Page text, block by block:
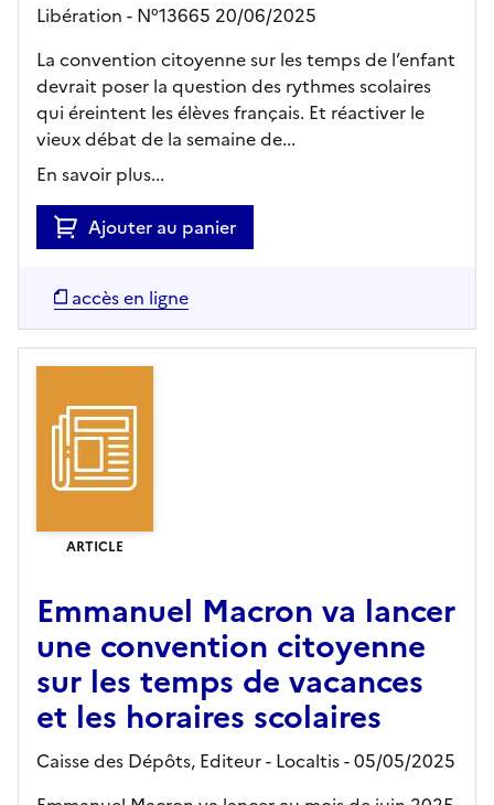
Libération - N°13665 20/06/2025
La convention citoyenne sur les temps de l’enfant
devrait poser la question des rythmes scolaires
qui éreintent les élèves français. Et réactiver le
vieux débat de la semaine de...
En savoir plus...
Ajouter au panier
accès en ligne
ARTICLE
Emmanuel Macron va lancer
une convention citoyenne
sur les temps de vacances
et les horaires scolaires
Caisse des Dépôts, Editeur- Localtis- 05/05/2025